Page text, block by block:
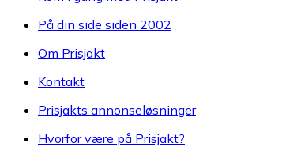
På din side siden 2002
Om Prisjakt
Kontakt
Prisjakts annonseløsninger
Hvorfor være på Prisjakt?